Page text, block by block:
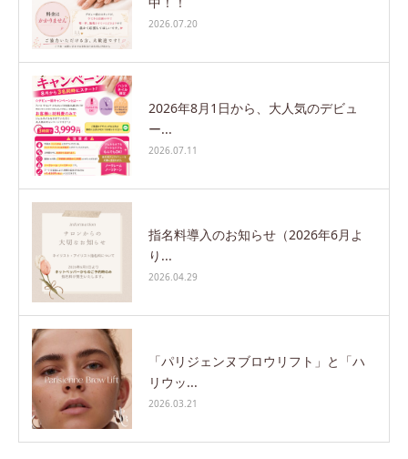
2026.07.20
2026年8月1日から、大人気のデビュ
ー...
2026.07.11
指名料導入のお知らせ（2026年6月よ
り...
2026.04.29
「パリジェンヌブロウリフト」と「ハ
リウッ...
2026.03.21